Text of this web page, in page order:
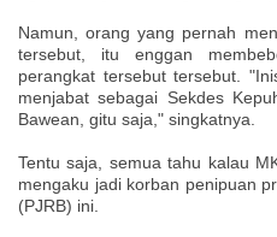
Namun, orang yang pernah
tersebut, itu enggan
perangkat tersebut tersebut.
menjabat sebagai Sekdes
Bawean, gitu saja," singkatnya.
Tentu saja, semua tahu kalau
mengaku jadi korban penipuan
(PJRB) ini.